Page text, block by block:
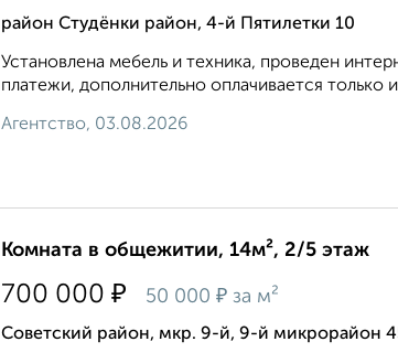
район Студёнки район, 4-й Пятилетки 10
Установлена мебель и техника, проведен
платежи, дополнительно оплачивается только
Агентство, 03.08.2026
Комната в общежитии, 14м², 2/5 этаж
700 000 ₽ 50 000 ₽ за м²
Советский район, мкр. 9-й, 9-й микрорайон